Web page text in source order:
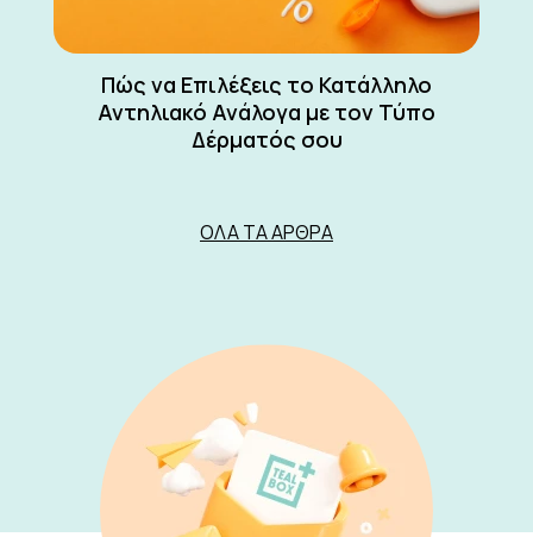
Πώς να Επιλέξεις το Κατάλληλο
Αντηλιακό Ανάλογα με τον Τύπο
Δέρματός σου
ΌΛΑ ΤΑ ΆΡΘΡΑ